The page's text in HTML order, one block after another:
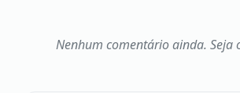
Nenhum comentário ainda. Seja